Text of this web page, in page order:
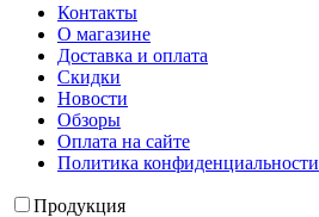
Контакты
О магазине
Доставка и оплата
Скидки
Новости
Обзоры
Оплата на сайте
Политика конфиденциальности
Продукция